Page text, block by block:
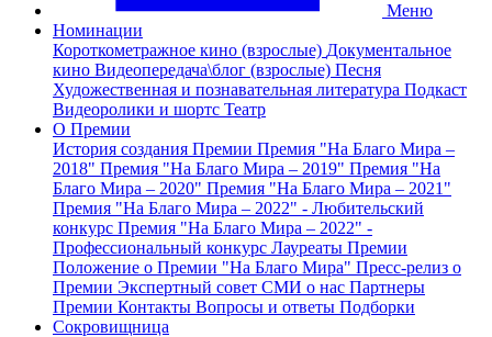
Меню
Номинации
Короткометражное кино (взрослые) Документальное
кино Видеопередача\блог (взрослые) Песня
Художественная и познавательная литература Подкаст
Видеоролики и шортс Театр
О Премии
История создания Премии Премия "На Благо Мира –
2018" Премия "На Благо Мира – 2019" Премия "На
Благо Мира – 2020" Премия "На Благо Мира – 2021"
Премия "На Благо Мира – 2022" - Любительский
конкурс Премия "На Благо Мира – 2022" -
Профессиональный конкурс Лауреаты Премии
Положение о Премии "На Благо Мира" Пресс-релиз о
Премии Экспертный совет СМИ о нас Партнеры
Премии Контакты Вопросы и ответы Подборки
Сокровищница